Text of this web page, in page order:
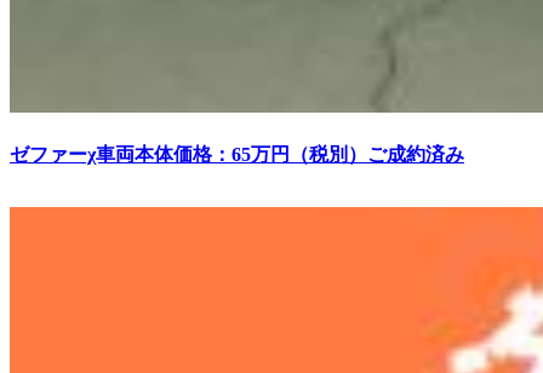
ゼファーχ車両本体価格：65万円（税別）ご成約済み